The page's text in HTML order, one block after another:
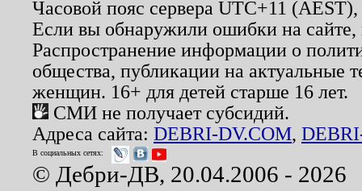
Часовой пояс сервера UTC+11
Если вы обнаружили ошибки на
Распространение информации о
общества, публикации на актуальные
женщин. 16+ для детей старше 16 лет.
СМИ не получает субсидий.
Адреса сайта: DEBRI-DV.COM,
В социальных сетях:
© Дебри-ДВ, 20.04.2006 - 2026